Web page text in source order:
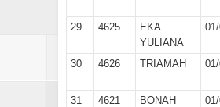
29
4625
EKA
YULIANA
30
4626 TRIAMAH
31
4621 BONAH